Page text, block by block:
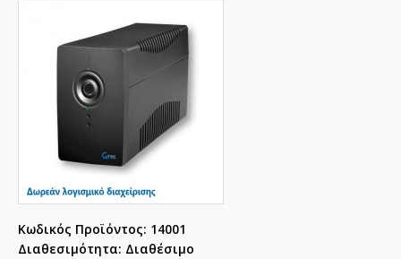
Κωδικός Προϊόντος: 14001
Διαθεσιμότητα: Διαθέσιμο